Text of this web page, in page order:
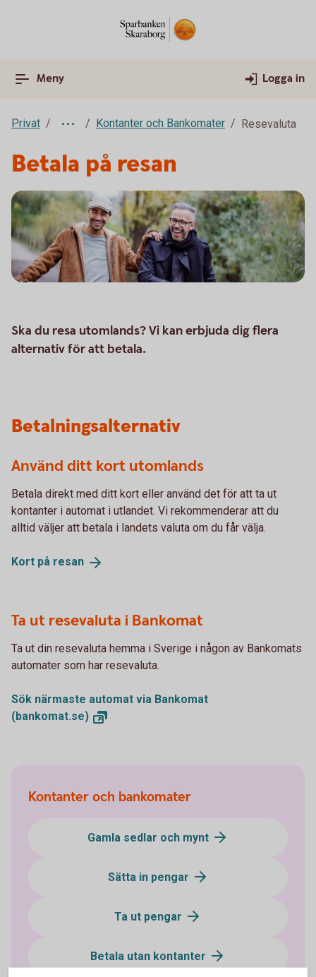
Meny Logga in
Privat Kontanter och Bankomater Resevaluta
Betala på resan
Ska du resa utomlands? Vi kan erbjuda dig flera
alternativ för att betala.
Betalningsalternativ
Använd ditt kort utomlands
Betala direkt med ditt kort eller använd det för att ta ut
kontanter i automat i utlandet. Vi rekommenderar att du
alltid väljer att betala i landets valuta om du får välja.
Kort på resan
Ta ut resevaluta i Bankomat
Ta ut din resevaluta hemma i Sverige i någon av Bankomats
automater som har resevaluta.
Sök närmaste automat via Bankomat
(bankomat.se)
Kontanter och bankomater
Gamla sedlar och mynt
Sätta in pengar
Ta ut pengar
Betala utan kontanter